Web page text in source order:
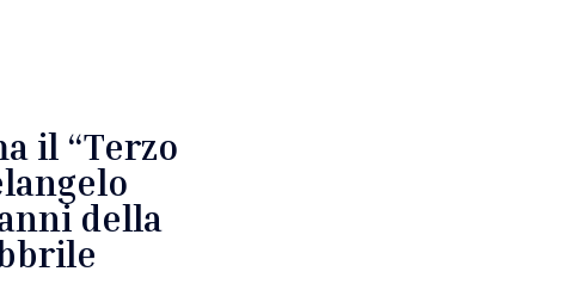
il “Terzo
della